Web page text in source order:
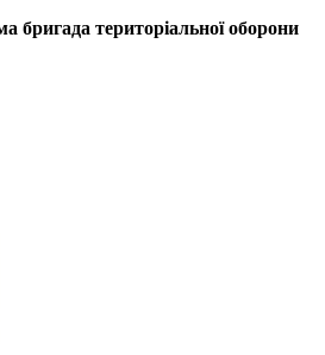
територіальної оборони